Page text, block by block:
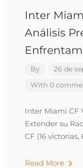
Inter
Análisis
By
26 de
With 0
Inter Miami CF
Extender su
CF (16 victorias,
Read More